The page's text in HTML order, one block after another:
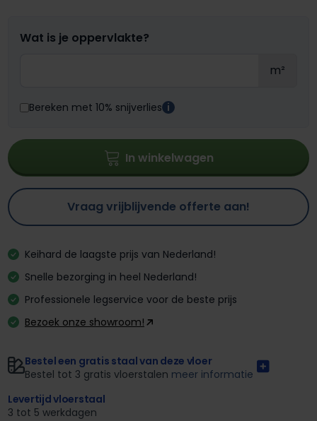
Wat is je oppervlakte?
m²
Bereken met 10% snijverlies i
In winkelwagen
Vraag vrijblijvende offerte aan!
Keihard de laagste prijs van Nederland!
Snelle bezorging in heel Nederland!
Professionele legservice voor de beste prijs
Bezoek onze showroom!
Bestel een gratis staal van deze vloer
Bestel tot 3 gratis vloerstalen meer informatie
Levertijd vloerstaal
3 tot 5 werkdagen